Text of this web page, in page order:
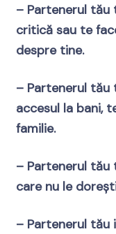
– Partenerul tău
critică sau te
despre tine.
– Partenerul tău
accesul la bani,
familie.
– Partenerul tău
care nu le
– Partenerul tău